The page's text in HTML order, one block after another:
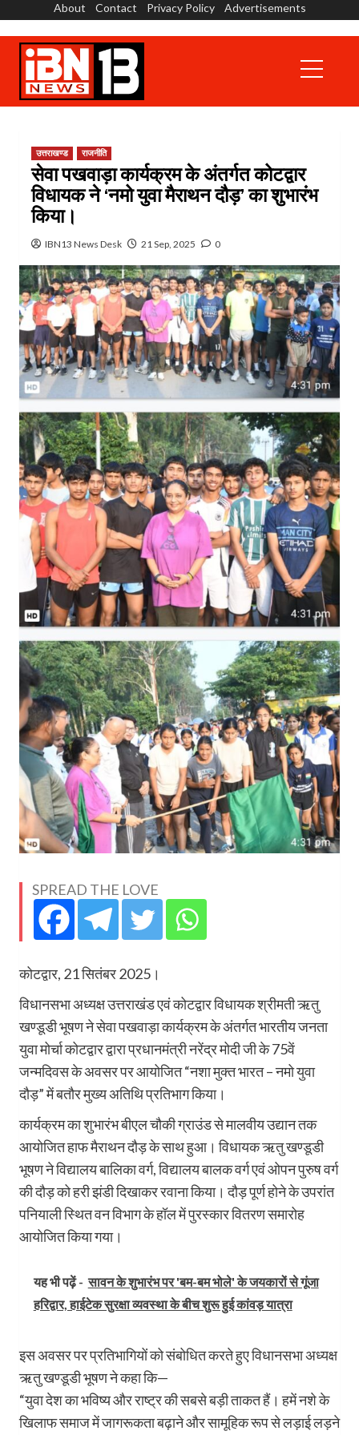
content
About Contact Privacy Policy Advertisements
Menu
उत्तराखण्ड राजनीति
सेवा पखवाड़ा कार्यक्रम के अंतर्गत कोटद्वार
विधायक ने ‘नमो युवा मैराथन दौड़’ का शुभारंभ
किया।
IBN13 News Desk 21 Sep, 2025 0
SPREAD THE LOVE
कोटद्वार, 21 सितंबर 2025।
विधानसभा अध्यक्ष उत्तराखंड एवं कोटद्वार विधायक श्रीमती ऋतु
खण्डूडी भूषण ने सेवा पखवाड़ा कार्यक्रम के अंतर्गत भारतीय जनता
युवा मोर्चा कोटद्वार द्वारा प्रधानमंत्री नरेंद्र मोदी जी के 75वें
जन्मदिवस के अवसर पर आयोजित “नशा मुक्त भारत – नमो युवा
दौड़” में बतौर मुख्य अतिथि प्रतिभाग किया।
कार्यक्रम का शुभारंभ बीएल चौकी ग्राउंड से मालवीय उद्यान तक
आयोजित हाफ मैराथन दौड़ के साथ हुआ। विधायक ऋतु खण्डूडी
भूषण ने विद्यालय बालिका वर्ग, विद्यालय बालक वर्ग एवं ओपन पुरुष वर्ग
की दौड़ को हरी झंडी दिखाकर रवाना किया। दौड़ पूर्ण होने के उपरांत
पनियाली स्थित वन विभाग के हॉल में पुरस्कार वितरण समारोह
आयोजित किया गया।
यह भी पढ़ें - सावन के शुभारंभ पर 'बम-बम भोले' के जयकारों से गूंजा
हरिद्वार, हाईटेक सुरक्षा व्यवस्था के बीच शुरू हुई कांवड़ यात्रा
इस अवसर पर प्रतिभागियों को संबोधित करते हुए विधानसभा अध्यक्ष
ऋतु खण्डूडी भूषण ने कहा कि—
“युवा देश का भविष्य और राष्ट्र की सबसे बड़ी ताकत हैं। हमें नशे के
खिलाफ समाज में जागरूकता बढ़ाने और सामूहिक रूप से लड़ाई लड़ने